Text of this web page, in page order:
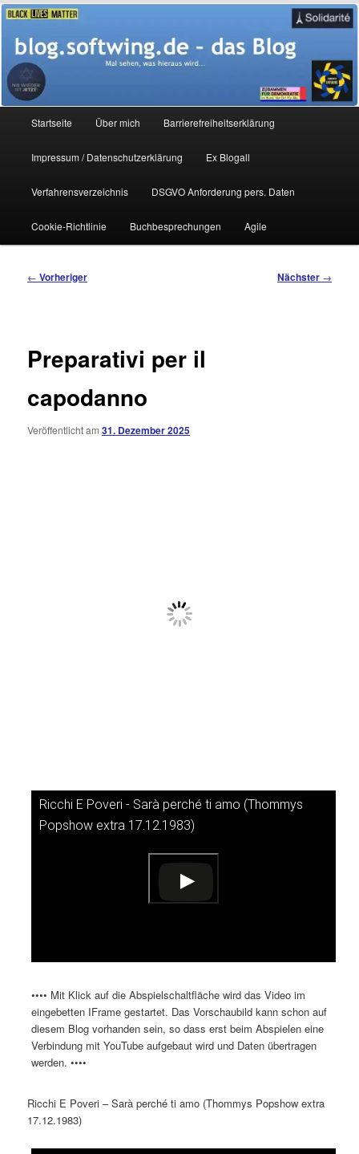
Zum
primären
Inhalt
springen
blog.softwing.de – das Blog
Mal sehen, was hieraus wird…
Startseite Über mich Barrierefreiheitserklärung
Impressum / Datenschutzerklärung Ex Blogall
Verfahrensverzeichnis DSGVO Anforderung pers. Daten
Cookie-Richtlinie Buchbesprechungen Agile
Beitragsnavigation
← Vorheriger Nächster →
Preparativi per il
capodanno
Veröffentlicht am31. Dezember 2025
Ricchi E Poveri - Sarà perché ti amo (Thommys
Popshow extra 17.12.1983)
Dieses Video auf YouTube ansehen
•••• Mit Klick auf die Abspielschaltfläche wird das Video im
eingebetten IFrame gestartet. Das Vorschaubild kann schon auf
diesem Blog vorhanden sein, so dass erst beim Abspielen eine
Verbindung mit YouTube aufgebaut wird und Daten übertragen
werden. ••••
Ricchi E Poveri – Sarà perché ti amo (Thommys Popshow extra
17.12.1983)